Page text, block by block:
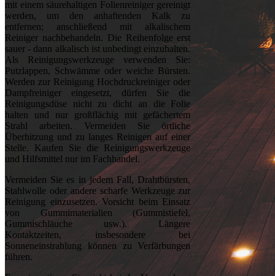
mit einem säurehaltigen Folienreiniger gereinigt
werden, um den anhaftenden Kalk zu
entfernen; anschließend mit alkalischem
Reiniger nachbehandeln. Die Reihenfolge erst
sauer - dann alkalisch ist unbedingt einzuhalten.
Als Reinigungswerkzeuge verwenden Sie:
Putzlappen, Schwämme oder weiche Bürsten.
Werden zur Reinigung Hochdruckreiniger oder
Dampfreiniger eingesetzt, dürfen Sie die
Reinigungsdüse nicht zu dicht an die Folie
halten und nur großflächig mit gefächertem
Strahl arbeiten. Vermeiden Sie örtliche
Überhitzung und zu langes Reinigen auf einer
Stelle. Kaufen Sie die Reinigungswerkzeuge
und Hilfsmittel nur im Fachhandel.
Vermeiden Sie es in jedem Fall, Drahtbürsten,
Stahlwolle oder andere scharfe Werkzeuge zur
Reinigung einzusetzen. Vorsicht beim Einsatz
von Gummimaterialien (Gummistiefel,
Gummischläuche usw.). Längere
Kontaktzeiten, insbesondere bei
Sonneneinstrahlung können zu Verfärbungen
führen.